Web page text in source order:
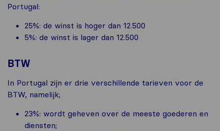
Portugal:
25%: de winst is hoger dan 12.500
5%: de winst is lager dan 12.500
BTW
In Portugal zijn er drie verschillende tarieven voor de
BTW, namelijk;
23%: wordt geheven over de meeste goederen en
diensten;